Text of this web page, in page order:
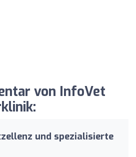
von InfoVet
und spezialisierte